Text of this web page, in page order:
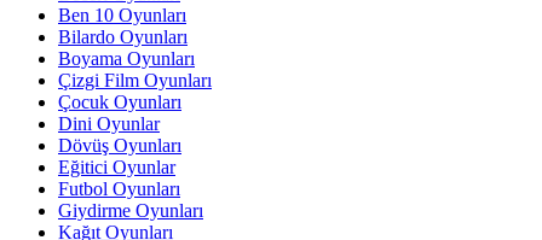
Ben 10 Oyunları
Bilardo Oyunları
Boyama Oyunları
Çizgi Film Oyunları
Çocuk Oyunları
Dini Oyunlar
Dövüş Oyunları
Eğitici Oyunlar
Futbol Oyunları
Giydirme Oyunları
Kağıt Oyunları